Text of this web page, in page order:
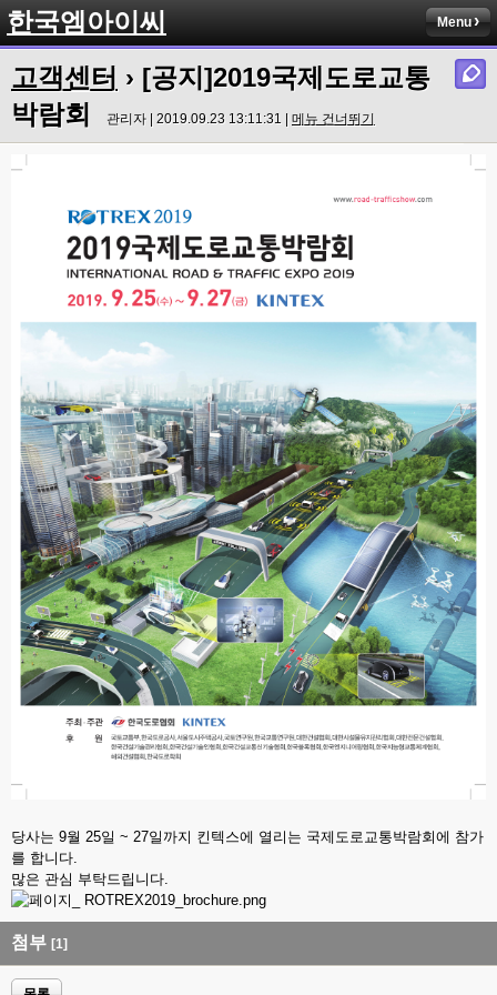
한국엠아이씨 Menu
고객센터 › [공지]2019국제도로교통
박람회
관리자 | 2019.09.23 13:11:31 | 메뉴 건너뛰기
당사는 9월 25일 ~ 27일까지 킨텍스에 열리는 국제도로교통박람회에 참가
를 합니다.
많은 관심 부탁드립니다.
첨부 [1]